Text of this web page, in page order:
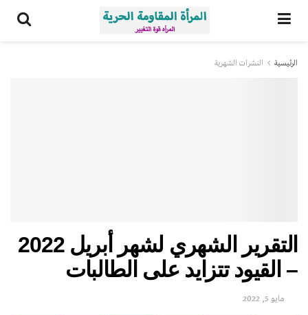
الرئيسية النشرات الشهریة
التقرير الشهري لشهر أبريل 2022
– القيود تتزايد على الطالبات
مايو 5, 2022